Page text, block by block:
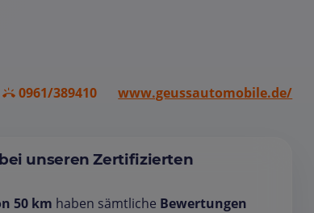
0961/389410 www.geussautomobile.de/
unseren Zertifizierten
50 km haben sämtliche Bewertungen